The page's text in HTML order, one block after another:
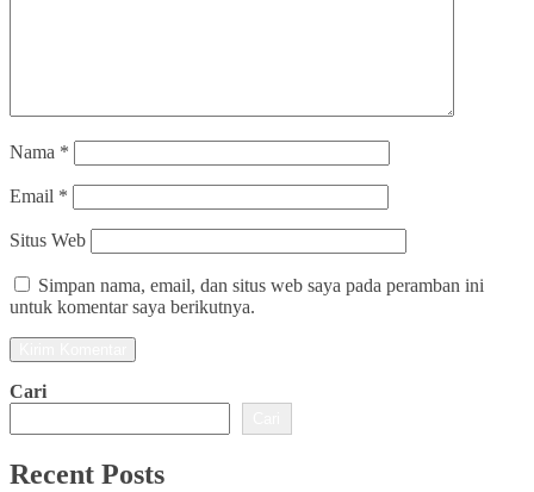
Nama *
Email *
Situs Web
Simpan nama, email, dan situs web saya pada peramban ini
untuk komentar saya berikutnya.
Cari
Recent Posts